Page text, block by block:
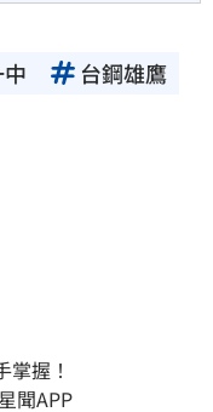
台鋼雄鷹
握！
娛樂星聞APP